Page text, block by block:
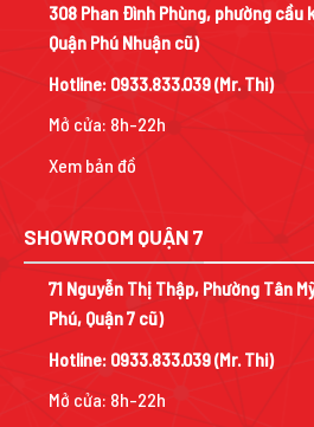
308 Phan Đình Phùng, phường cầu
Quận Phú Nhuận cũ)
Hotline: 0933.833.039(Mr. Thi)
Mở cửa: 8h-22h
Xem bản đồ
SHOWROOM QUẬN 7
71 Nguyễn Thị Thập, Phường Tân
Phú, Quận 7 cũ)
Hotline: 0933.833.039(Mr. Thi)
Mở cửa: 8h-22h